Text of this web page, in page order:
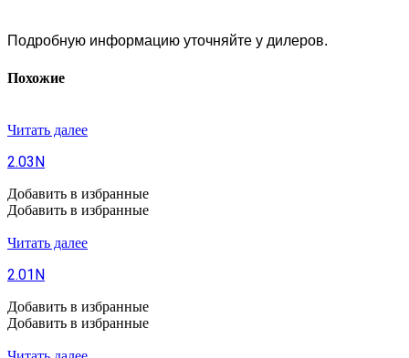
Подробную информацию уточняйте у дилеров.
Похожие
Читать далее
2.03N
Добавить в избранные
Добавить в избранные
Читать далее
2.01N
Добавить в избранные
Добавить в избранные